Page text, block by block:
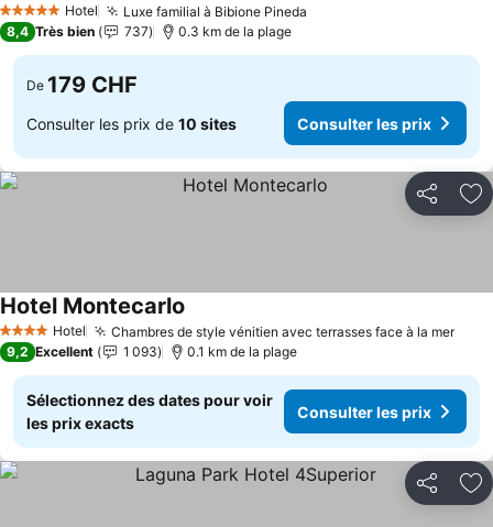
5 Étoiles Hotel Luxe familial à Bibione Pineda
8,4 Très bien 737 0.3 km de la plage
De 179 CHF
Consulter les prix de 10 sites Consulter les prix
Partager
4 Étoiles Hotel Chambres de style vénitien avec terrasses face à la mer
Hotel Montecarlo
9,2 Excellent 1 093 0.1 km de la plage
Sélectionnez des dates pour voir
les prix exacts
Consulter les prix
Partager